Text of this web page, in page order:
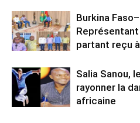
Burkina
partant reçu
Salia Sanou,
rayonner la
africaine